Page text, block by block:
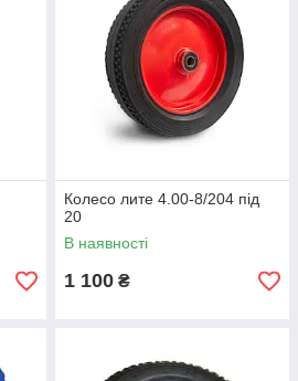
Колесо лите 4.00-8/204 під
20
В наявності
1 100 ₴